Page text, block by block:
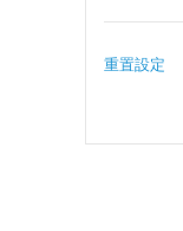
重置設定